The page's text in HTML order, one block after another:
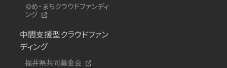
ゆめ・まちクラウドファンディ
ング
中間支援型クラウドファン
ディング
福井県共同募金会